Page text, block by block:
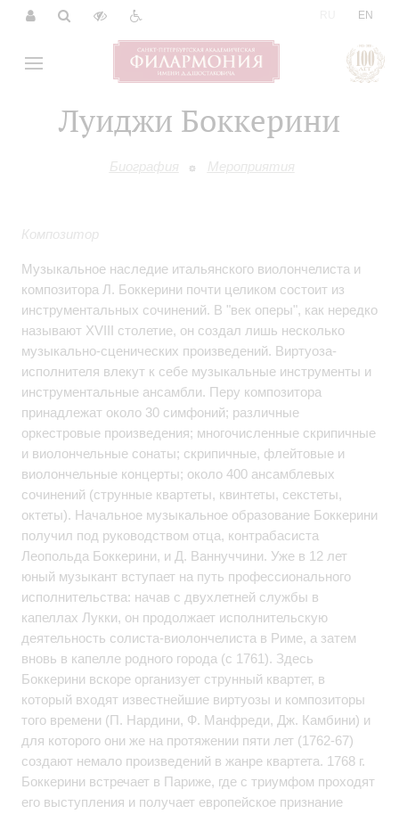
EN
Луиджи Боккерини
Биография Мероприятия
Композитор
Музыкальное наследие итальянского виолончелиста и
композитора Л. Боккерини почти целиком состоит из
инструментальных сочинений. В "век оперы", как нередко
называют XVIII столетие, он создал лишь несколько
музыкально-сценических произведений. Виртуоза-
исполнителя влекут к себе музыкальные инструменты и
инструментальные ансамбли. Перу композитора
принадлежат около 30 симфоний; различные
оркестровые произведения; многочисленные скрипичные
и виолончельные сонаты; скрипичные, флейтовые и
виолончельные концерты; около 400 ансамблевых
сочинений (струнные квартеты, квинтеты, секстеты,
октеты). Начальное музыкальное образование Боккерини
получил под руководством отца, контрабасиста
Леопольда Боккерини, и Д. Ваннуччини. Уже в 12 лет
юный музыкант вступает на путь профессионального
исполнительства: начав с двухлетней службы в
капеллах Лукки, он продолжает исполнительскую
деятельность солиста-виолончелиста в Риме, а затем
вновь в капелле родного города (с 1761). Здесь
Боккерини вскоре организует струнный квартет, в
который входят известнейшие виртуозы и композиторы
того времени (П. Нардини, Ф. Манфреди, Дж. Камбини) и
для которого они же на протяжении пяти лет (1762-67)
создают немало произведений в жанре квартета. 1768 г.
Боккерини встречает в Париже, где с триумфом проходят
его выступления и получает европейское признание